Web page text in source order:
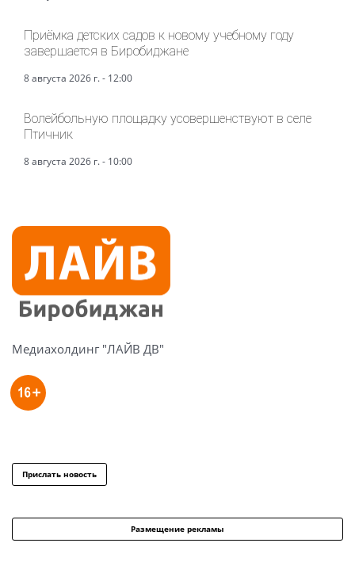
Приёмка детских садов к новому учебному году
завершается в Биробиджане
8 августа 2026 г. - 12:00
Волейбольную площадку усовершенствуют в селе
Птичник
8 августа 2026 г. - 10:00
Медиахолдинг "ЛАЙВ ДВ"
Прислать новость
Размещение рекламы